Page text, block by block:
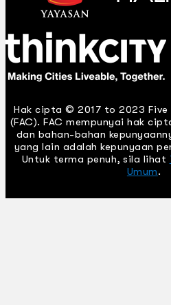
Hak cipta © 2017 to 2023 Five
(FAC). FAC mempunyai hak
dan bahan-bahan
yang lain adalah kepunyaan
Untuk terma penuh, sila lihat
Umum.